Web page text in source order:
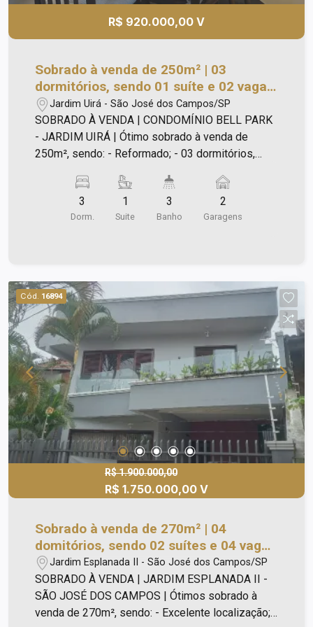
R$ 920.000,00 V
Sobrado à venda de 250m² | 03
dormitórios, sendo 01 suíte e 02 vagas
de garagem | Condomínio Bell Park -
Jardim Uirá | São José dos Campos |
Jardim Uirá - São José dos Campos/SP
SOBRADO À VENDA | CONDOMÍNIO BELL PARK
- JARDIM UIRÁ | Ótimo sobrado à venda de
250m², sendo: - Reformado; - 03 dormitórios,
cozinha; - Área de churrasqueira coberta; -
Banheiro social; - Lavabo; - Garagem para 02
carros; - Área de lazer com piscina. Aceita
3
Dorm.
1
Suite
3
Banho
2
Garagens
Cód. 16894
R$ 1.900.000,00
R$ 1.750.000,00 V
Sobrado à venda de 270m² | 04
domitórios, sendo 02 suítes e 04 vagas
de garagem | Jardim Esplanada II | São
José dos Campos |
Jardim Esplanada II - São José dos Campos/SP
SOBRADO À VENDA | JARDIM ESPLANADA II -
SÃO JOSÉ DOS CAMPOS | Ótimos sobrado à
venda de 270m², sendo: - Excelente localização; -